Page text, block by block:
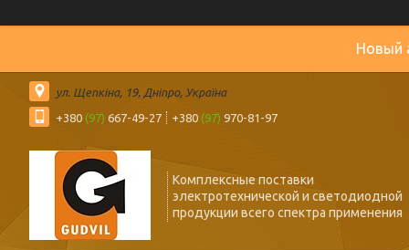
Новый
ул. Щепкіна, 19, Дніпро, Україна
+380 (97) 667-49-27 +380 (97) 970-81-97
Комплексные поставки
электротехнической и светодиодной
продукции всего спектра применения